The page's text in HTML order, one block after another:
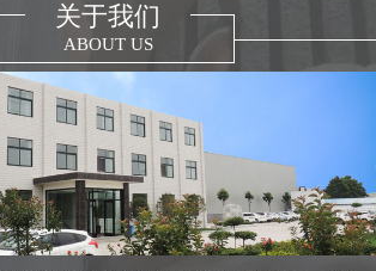
关于我们
ABOUT US